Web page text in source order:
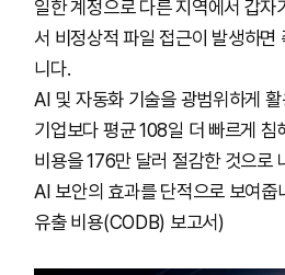
일한 계정으로 다른 지역에서 갑자
서 비정상적 파일 접근이 발생하면
니다.
AI 및 자동화 기술을 광범위하게
기업보다 평균 108일 더 빠르게 침
비용을 176만 달러 절감한 것으로
AI 보안의 효과를 단적으로 보여
유출 비용(CODB) 보고서)